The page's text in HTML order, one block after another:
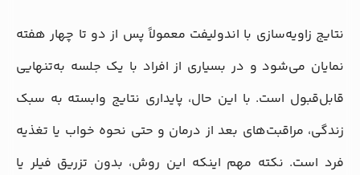
نتایج زاویه‌سازی با اندولیفت معمولاً پس از دو تا چهار هفته
نمایان می‌شود و در بسیاری از افراد با یک جلسه به‌تنهایی
قابل‌قبول است. با این حال، پایداری نتایج وابسته به سبک
زندگی، مراقبت‌های بعد از درمان و حتی نحوه خواب یا تغذیه
فرد است. نکته مهم اینکه این روش، بدون تزریق فیلر یا